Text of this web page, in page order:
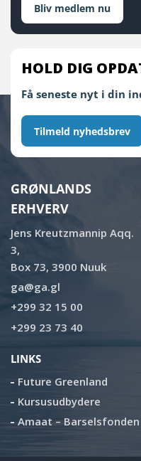
Bliv medlem nu
HOLD DIG
Få seneste nyt i din
Tilmeld nyhedsbrev
GRØNLANDS
ERHVERV
Jens Kreutzmannip Aqq.
3,
Box 73, 3900 Nuuk
ga@ga.gl
+299 32 15 00
+299 23 73 40
LINKS
Future Greenland
Kursusudbydere
Amaat – Barselsfonden